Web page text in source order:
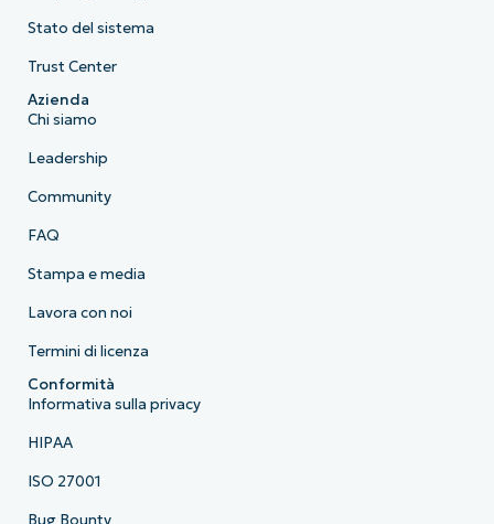
Stato del sistema
Trust Center
Azienda
Chi siamo
Leadership
Community
FAQ
Stampa e media
Lavora con noi
Termini di licenza
Conformità
Informativa sulla privacy
HIPAA
ISO 27001
Bug Bounty